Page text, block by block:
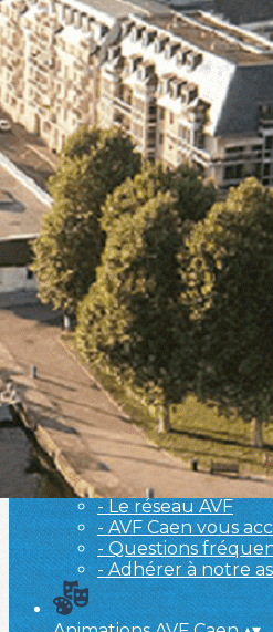
Exporter les lignes
Exporter toutes les
Exporter uniquement les
Menu
Ajoutez un logo, un bouton,
Cliquez pour éditer
L'association ▴▾
- L'association
- Brochure
- L'équipe
- Sponsors
- Nos autres
Nouvel arrivant ▴▾
- Le réseau AVF
- AVF Caen vous
- Questions
- Adhérer à notre